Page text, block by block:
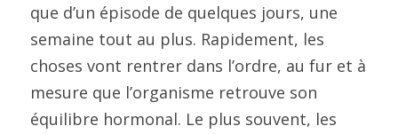
que d’un épisode de quelques jours, une
semaine tout au plus. Rapidement, les
choses vont rentrer dans l’ordre, au fur et à
mesure que l’organisme retrouve son
équilibre hormonal. Le plus souvent, les